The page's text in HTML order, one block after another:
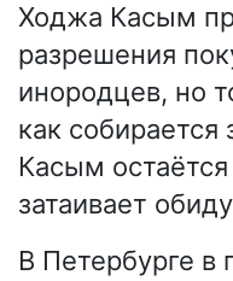
Ходжа Касым
разрешения
инородцев, но
как собирается
Касым
затаивает
В Петербурге в